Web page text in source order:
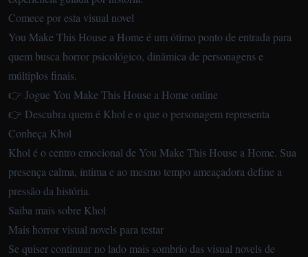
Comece por esta visual novel
You Make This House a Homeé um ótimo ponto de entrada para
quem busca horror psicológico, dinâmica de personagens e
múltiplos finais.
👉 Jogue You Make This House a Home online
👉 Descubra quem é Khol e o que o personagem representa
Conheça Khol
Khol é o centro emocional de You Make This House a Home. Sua
presença calma, íntima e ao mesmo tempo ameaçadora define a
pressão da história.
Saiba mais sobre Khol
Mais horror visual novels para testar
Se quiser continuar no lado mais sombrio das visual novels de